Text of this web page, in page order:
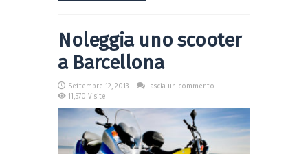
Noleggia uno scooter
a Barcellona
Settembre 12, 2013
Lascia un commento
11,570 Visite